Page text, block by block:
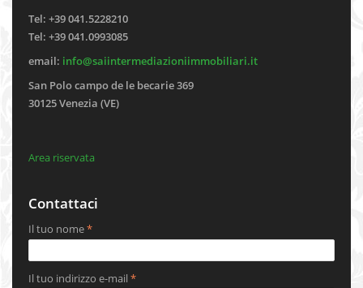
Tel: +39 041.5228210
Tel: +39 041.0993085
email: info@saiintermediazioniimmobiliari.it
San Polo campo de le becarie 369
30125 Venezia (VE)
Area riservata
Contattaci
Il tuo nome*
Il tuo indirizzo e-mail *